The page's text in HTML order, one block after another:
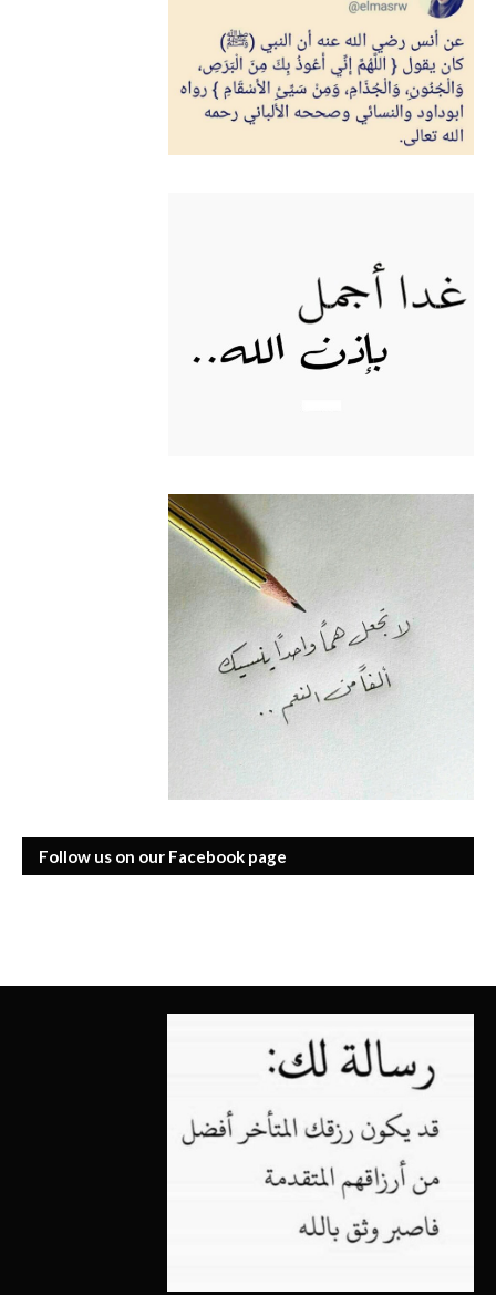
Follow us on our Facebook page